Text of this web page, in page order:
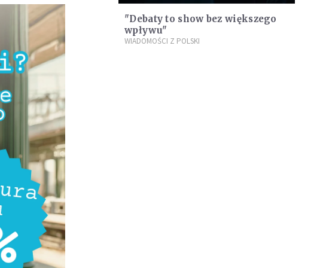
"Debaty to show bez większego
wpływu"
WIADOMOŚCI Z POLSKI